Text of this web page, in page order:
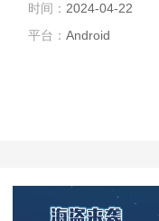
时间： 2024-04-22
平台： Android